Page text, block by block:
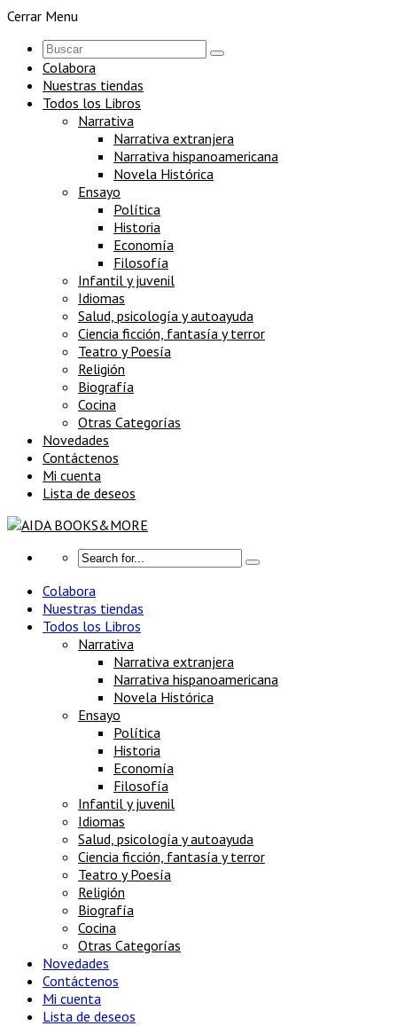
Cerrar Menu
Colabora
Nuestras tiendas
Todos los Libros
Narrativa
Narrativa extranjera
Narrativa hispanoamericana
Novela Histórica
Ensayo
Política
Historia
Economía
Filosofía
Infantil y juvenil
Idiomas
Salud, psicología y autoayuda
Ciencia ficción, fantasía y terror
Teatro y Poesía
Religión
Biografía
Cocina
Otras Categorías
Novedades
Contáctenos
Mi cuenta
Lista de deseos
Colabora
Nuestras tiendas
Todos los Libros
Narrativa
Narrativa extranjera
Narrativa hispanoamericana
Novela Histórica
Ensayo
Política
Historia
Economía
Filosofía
Infantil y juvenil
Idiomas
Salud, psicología y autoayuda
Ciencia ficción, fantasía y terror
Teatro y Poesía
Religión
Biografía
Cocina
Otras Categorías
Novedades
Contáctenos
Mi cuenta
Lista de deseos